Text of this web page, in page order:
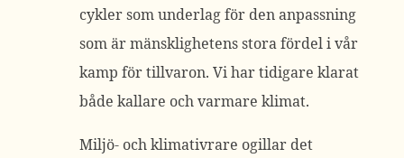
cykler som underlag för den anpassning
som är mänsklighetens stora fördel i vår
kamp för tillvaron. Vi har tidigare klarat
både kallare och varmare klimat.
Miljö- och klimativrare ogillar det